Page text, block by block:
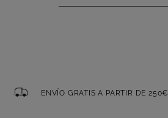
ENVÍO GRATIS A PARTIR DE 250€